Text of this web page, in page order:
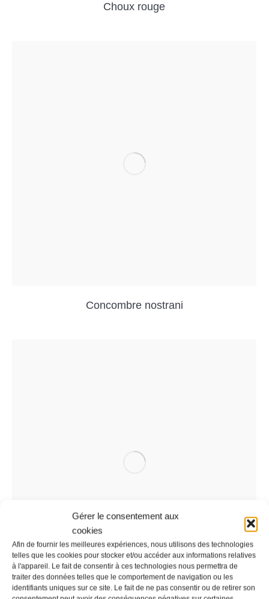
Gérer le consentement aux
cookies
Afin de fournir les meilleures expériences, nous utilisons des technologies
telles que les cookies pour stocker et/ou accéder aux informations relatives
à l'appareil. Le fait de consentir à ces technologies nous permettra de
traiter des données telles que le comportement de navigation ou les
identifiants uniques sur ce site. Le fait de ne pas consentir ou de retirer son
Choux rouge
Concombre nostrani